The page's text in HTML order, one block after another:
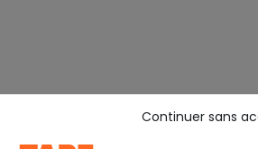
Continuer sans